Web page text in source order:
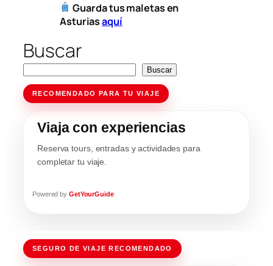
Guarda tus maletas en
Asturiasaquí
Buscar
Buscar
RECOMENDADO PARA TU VIAJE
Viaja con experiencias
Reserva tours, entradas y actividades para
completar tu viaje.
Powered by GetYourGuide
SEGURO DE VIAJE RECOMENDADO